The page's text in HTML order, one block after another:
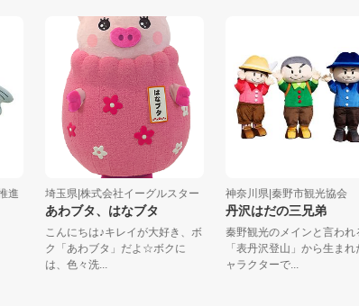
埼玉県|株式会社イーグルスター
あわブタ、はなブタ
こんにちは♪キレイが大好き、ボ
ク「あわブタ」だよ☆ボクに
は、色々洗...
神奈川県|秦野市観光協会
丹沢はだの三兄弟
秦野観光のメインと言われる
「表丹沢登山」から生まれたキ
ャラクターで...